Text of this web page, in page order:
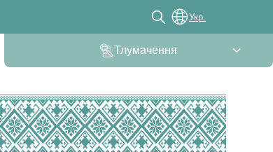
Укр.
Тлумачення